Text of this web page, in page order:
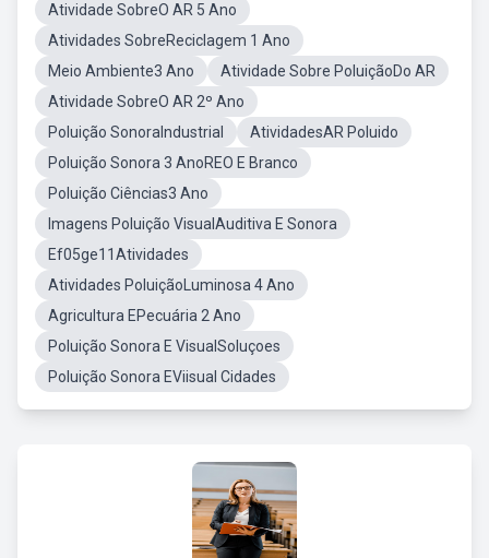
Atividade SobreO AR 5 Ano
Atividades SobreReciclagem 1 Ano
Meio Ambiente3 Ano
Atividade Sobre PoluiçãoDo AR
Atividade SobreO AR 2º Ano
Poluição SonoraIndustrial
AtividadesAR Poluido
Poluição Sonora 3 AnoREO E Branco
Poluição Ciências3 Ano
Imagens Poluição VisualAuditiva E Sonora
Ef05ge11Atividades
Atividades PoluiçãoLuminosa 4 Ano
Agricultura EPecuária 2 Ano
Poluição Sonora E VisualSoluçoes
Poluição Sonora EViisual Cidades